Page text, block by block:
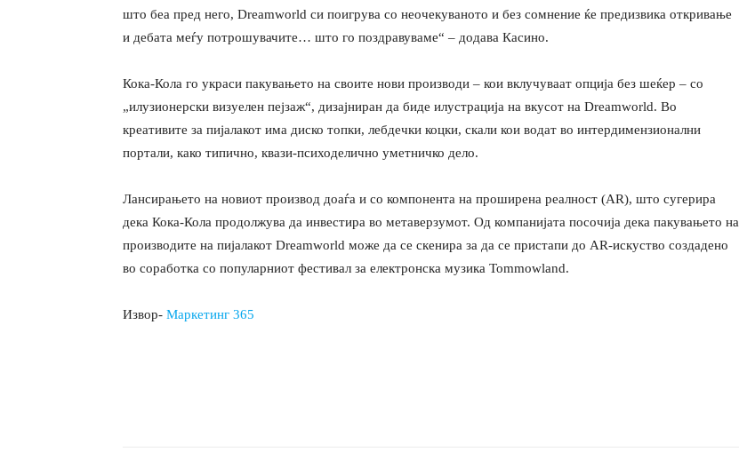
што беа пред него, Dreamworld си поигрува со неочекуваното и без сомнение ќе предизвика откривање
и дебата меѓу потрошувачите… што го поздравуваме“ – додава Касино.
Кока-Кола го украси пакувањето на своите нови производи – кои вклучуваат опција без шеќер – со
„илузионерски визуелен пејзаж“, дизајниран да биде илустрација на вкусот на Dreamworld. Во
креативите за пијалакот има диско топки, лебдечки коцки, скали кои водат во интердимензионални
портали, како типично, квази-психоделично уметничко дело.
Лансирањето на новиот производ доаѓа и со компонента на проширена реалност (AR), што сугерира
дека Кока-Кола продолжува да инвестира во метаверзумот. Од компанијата посочија дека пакувањето на
производите на пијалакот Dreamworld може да се скенира за да се пристапи до AR-искуство создадено
во соработка со популарниот фестивал за електронска музика Tommowland.
Извор- Маркетинг 365